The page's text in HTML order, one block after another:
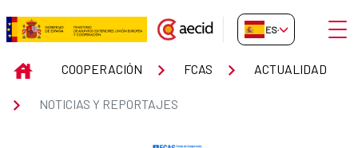
Saltar al contenido principal
Noticias y reportajes
ES-ES Abrir
INICIOCOOPERACIÓN FCAS ACTUALIDAD
NOTICIAS Y REPORTAJES